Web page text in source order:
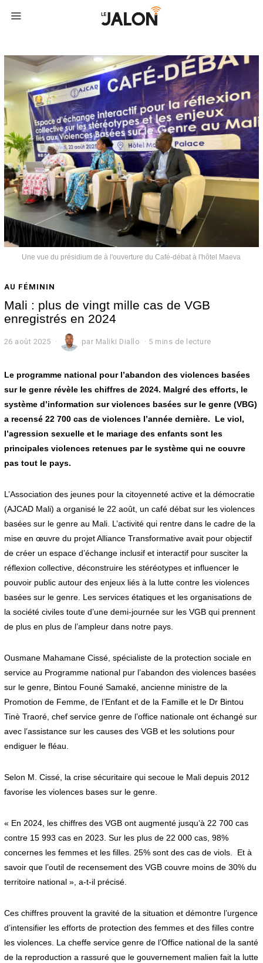
Une vue du présidium de à l'ouverture du Café-débat à l'hôtel Maeva
AU FÉMININ
Mali : plus de vingt mille cas de VGB
enregistrés en 2024
26 août 2025 par Maliki Diallo 5 mins de lecture
Le programme national pour l’abandon des violences basées
sur le genre révèle les chiffres de 2024. Malgré des efforts, le
système d’information sur violences basées sur le genre (VBG)
a recensé 22 700 cas de violences l’année dernière. Le viol,
l’agression sexuelle et le mariage des enfants sont les
principales violences retenues par le système qui ne couvre
pas tout le pays.
L’Association des jeunes pour la citoyenneté active et la démocratie
(AJCAD Mali) a organisé le 22 août, un café débat sur les violences
basées sur le genre au Mali. L’activité qui rentre dans le cadre de la
mise en œuvre du projet Alliance Transformative avait pour objectif
de créer un espace d’échange inclusif et interactif pour susciter la
réflexion collective, déconstruire les stéréotypes et influencer le
pouvoir public autour des enjeux liés à la lutte contre les violences
basées sur le genre. Les services étatiques et les organisations de
la société civiles toute d’une demi-journée sur les VGB qui prennent
de plus en plus de l’ampleur dans notre pays.
Ousmane Mahamane Cissé, spécialiste de la protection sociale en
service au Programme national pur l’abandon des violences basées
sur le genre, Bintou Founé Samaké, ancienne ministre de la
Promotion de Femme, de l’Enfant et de la Famille et le Dr Bintou
Tinè Traoré, chef service genre de l’office nationale ont échangé sur
avec l’assistance sur les causes des VGB et les solutions pour
endiguer le fléau.
Selon M. Cissé, la crise sécuritaire qui secoue le Mali depuis 2012
favorise les violences bases sur le genre.
« En 2024, les chiffres des VGB ont augmenté jusqu’à 22 700 cas
contre 15 993 cas en 2023. Sur les plus de 22 000 cas, 98%
concernes les femmes et les filles. 25% sont des cas de viols. Et à
savoir que l’outil de recensement des VGB couvre moins de 30% du
territoire national », a-t-il précisé.
Ces chiffres prouvent la gravité de la situation et démontre l’urgence
d’intensifier les efforts de protection des femmes et des filles contre
les violences. La cheffe service genre de l’Office national de la santé
de la reproduction a rassuré que le gouvernement malien fait la lutte